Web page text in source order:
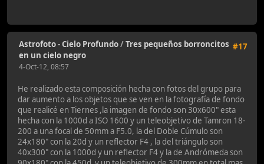
#17
Astrofoto - Cielo Profundo/Tres pequeños borroncitos
en un cielo negro
4-Oct-12, 08:57
He realizado esta composición hecha con fotos del grupo para
dar aumento a los objetos que se ven en la fotografía de fondo
que realicé en Tiernes ,la imagen de fondo son 30x600" esta
hecha con la 1000d a ISO 1600 y un teleobjetivo de Tamron 18-
200 a una focal de 50mm a F5.0, la del Doble Cúmulo son
24x180" con la 20d y un reflector F4 , la del triángulo son
40x300" con la 1000d y un reflector F4 y la de Andrómeda son